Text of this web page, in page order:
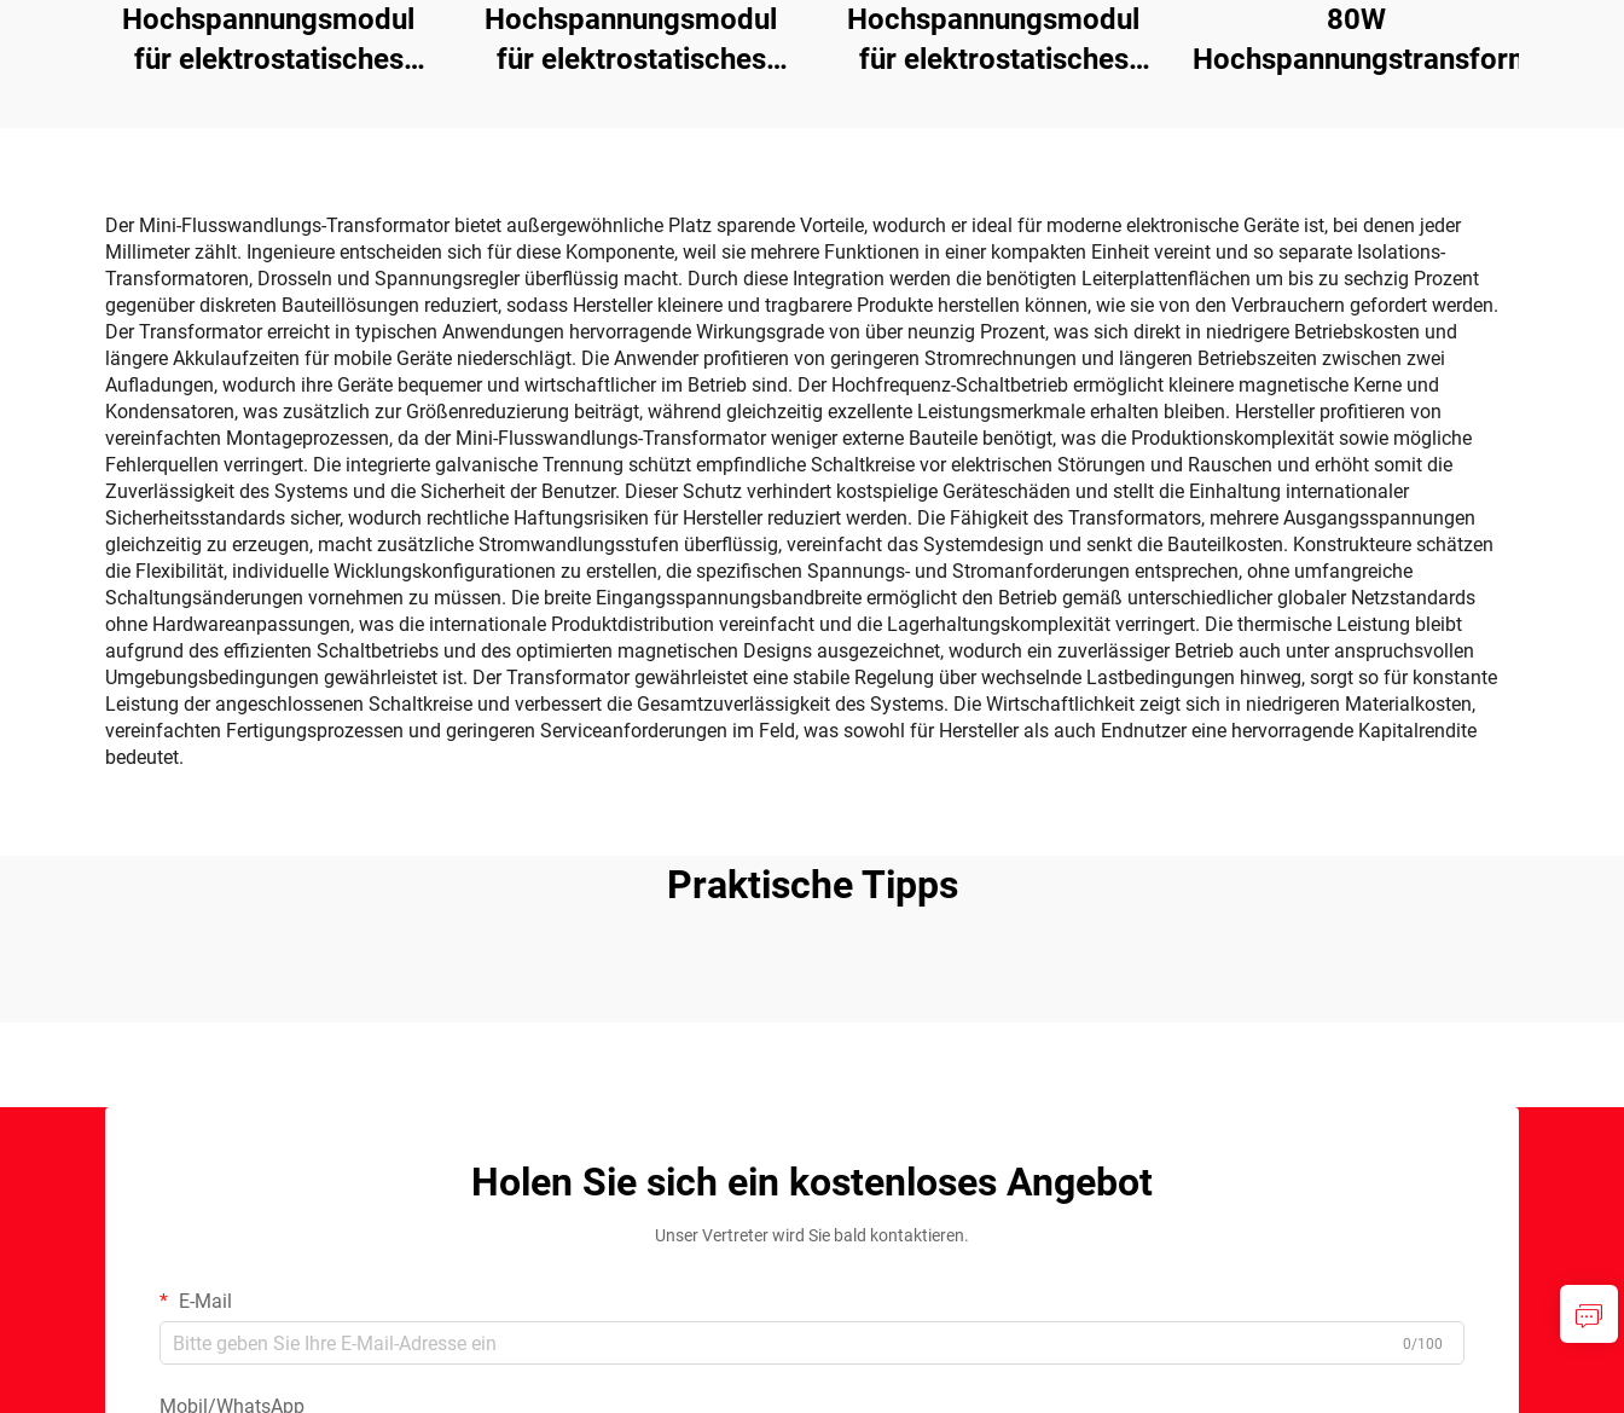
Hochspannungsmodul
für elektrostatisches
Hochspannungsmodul
für elektrostatisches
Hochspannungsmodul
für elektrostatisches
80W
Hochspannungstransformator
Der Mini-Flusswandlungs-Transformator bietet außergewöhnliche Platz sparende Vorteile, wodurch er ideal für moderne elektronische Geräte ist, bei denen jeder
Millimeter zählt. Ingenieure entscheiden sich für diese Komponente, weil sie mehrere Funktionen in einer kompakten Einheit vereint und so separate Isolations-
Transformatoren, Drosseln und Spannungsregler überflüssig macht. Durch diese Integration werden die benötigten Leiterplattenflächen um bis zu sechzig Prozent
gegenüber diskreten Bauteillösungen reduziert, sodass Hersteller kleinere und tragbarere Produkte herstellen können, wie sie von den Verbrauchern gefordert werden.
Der Transformator erreicht in typischen Anwendungen hervorragende Wirkungsgrade von über neunzig Prozent, was sich direkt in niedrigere Betriebskosten und
längere Akkulaufzeiten für mobile Geräte niederschlägt. Die Anwender profitieren von geringeren Stromrechnungen und längeren Betriebszeiten zwischen zwei
Aufladungen, wodurch ihre Geräte bequemer und wirtschaftlicher im Betrieb sind. Der Hochfrequenz-Schaltbetrieb ermöglicht kleinere magnetische Kerne und
Kondensatoren, was zusätzlich zur Größenreduzierung beiträgt, während gleichzeitig exzellente Leistungsmerkmale erhalten bleiben. Hersteller profitieren von
vereinfachten Montageprozessen, da der Mini-Flusswandlungs-Transformator weniger externe Bauteile benötigt, was die Produktionskomplexität sowie mögliche
Fehlerquellen verringert. Die integrierte galvanische Trennung schützt empfindliche Schaltkreise vor elektrischen Störungen und Rauschen und erhöht somit die
Zuverlässigkeit des Systems und die Sicherheit der Benutzer. Dieser Schutz verhindert kostspielige Geräteschäden und stellt die Einhaltung internationaler
Sicherheitsstandards sicher, wodurch rechtliche Haftungsrisiken für Hersteller reduziert werden. Die Fähigkeit des Transformators, mehrere Ausgangsspannungen
gleichzeitig zu erzeugen, macht zusätzliche Stromwandlungsstufen überflüssig, vereinfacht das Systemdesign und senkt die Bauteilkosten. Konstrukteure schätzen
die Flexibilität, individuelle Wicklungskonfigurationen zu erstellen, die spezifischen Spannungs- und Stromanforderungen entsprechen, ohne umfangreiche
Schaltungsänderungen vornehmen zu müssen. Die breite Eingangsspannungsbandbreite ermöglicht den Betrieb gemäß unterschiedlicher globaler Netzstandards
ohne Hardwareanpassungen, was die internationale Produktdistribution vereinfacht und die Lagerhaltungskomplexität verringert. Die thermische Leistung bleibt
aufgrund des effizienten Schaltbetriebs und des optimierten magnetischen Designs ausgezeichnet, wodurch ein zuverlässiger Betrieb auch unter anspruchsvollen
Umgebungsbedingungen gewährleistet ist. Der Transformator gewährleistet eine stabile Regelung über wechselnde Lastbedingungen hinweg, sorgt so für konstante
Leistung der angeschlossenen Schaltkreise und verbessert die Gesamtzuverlässigkeit des Systems. Die Wirtschaftlichkeit zeigt sich in niedrigeren Materialkosten,
vereinfachten Fertigungsprozessen und geringeren Serviceanforderungen im Feld, was sowohl für Hersteller als auch Endnutzer eine hervorragende Kapitalrendite
bedeutet.
Praktische Tipps
Holen Sie sich ein kostenloses Angebot
Unser Vertreter wird Sie bald kontaktieren.
E-Mail
0/100
Mobil/WhatsApp